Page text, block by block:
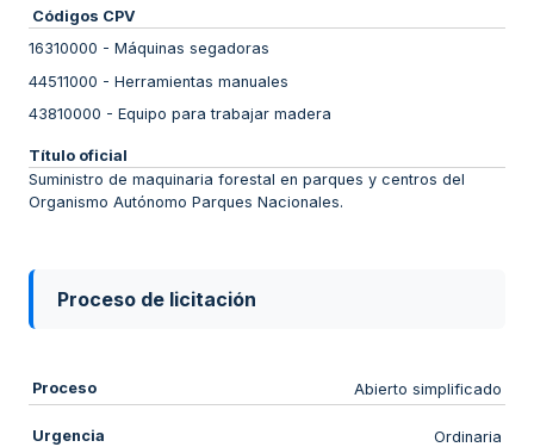
Códigos CPV
16310000 - Máquinas segadoras
44511000 - Herramientas manuales
43810000 - Equipo para trabajar madera
Título oficial
Suministro de maquinaria forestal en parques y centros del
Organismo Autónomo Parques Nacionales.
Proceso de licitación
Proceso Abierto simplificado
Urgencia Ordinaria